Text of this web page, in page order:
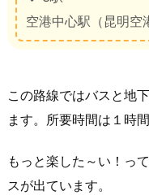
空港中心駅（昆明空
この路線ではバスと地
ます。所要時間は１時間
もっと楽した～い！っ
スが出ています。